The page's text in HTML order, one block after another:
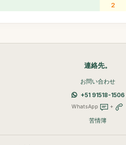
2
連絡先。
お問い合わせ
+51 91518-1506
WhatsApp +
苦情簿